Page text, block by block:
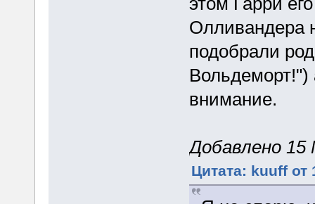
Олливандера
подобрали
Вольдеморт!")
внимание.
Добавлено 15
Цитата: kuuff от